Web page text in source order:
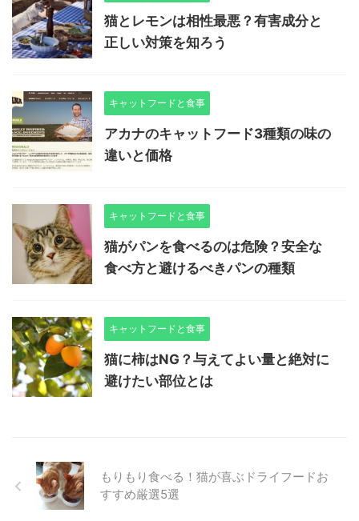
猫とレモンは相性最悪？有害成分と
正しい対策を知ろう
キャットフードと食事
アカナのキャットフード3種類の味の
違いと価格
キャットフードと食事
猫がパンを食べるのは危険？安全な
食べ方と避けるべきパンの種類
キャットフードと食事
猫に柿はNG？与えてよい量と絶対に
避けたい部位とは
もりもり食べる！猫が喜ぶドライフードお
すすめ厳選5選